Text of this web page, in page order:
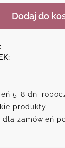
Dodaj do
5-8 dni
produkty
dla zamówień